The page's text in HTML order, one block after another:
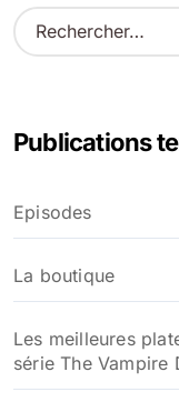
R
e
r
e
r
:
Publications
Episodes
La boutique
Les meilleures
série The Vampire